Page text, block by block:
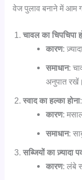
वेज पुलाव बनाने में आम
चावल का चिपचिपा
कारण:
समाधान:
अनुपात रखें।
स्वाद का हल्का होना:
कारण:
समाधान:
सब्जियों का ज़्यादा
कारण: लंबे